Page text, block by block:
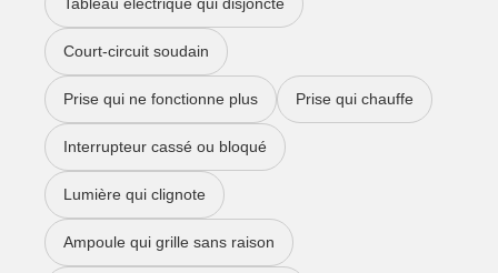
Tableau électrique qui disjoncte
Court-circuit soudain
Prise qui ne fonctionne plus Prise qui chauffe
Interrupteur cassé ou bloqué
Lumière qui clignote
Ampoule qui grille sans raison